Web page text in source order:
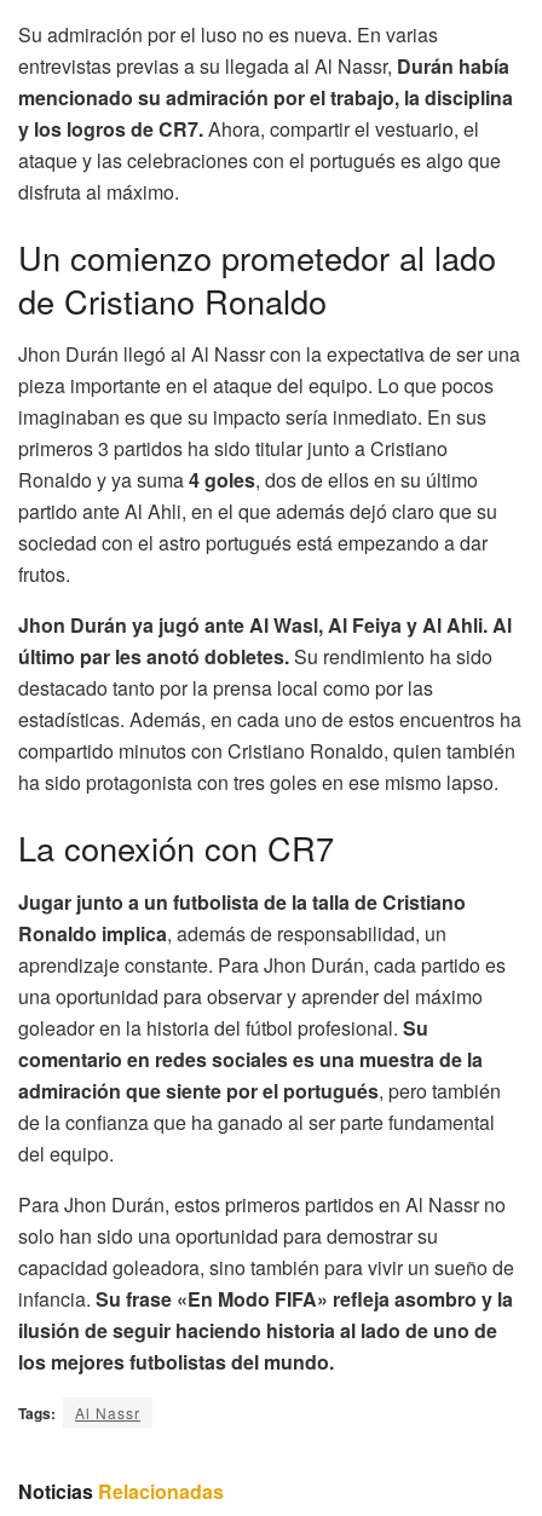
Su admiración por el luso no es nueva. En varias
entrevistas previas a su llegada al Al Nassr, Durán había
mencionado su admiración por el trabajo, la disciplina
y los logros de CR7.Ahora, compartir el vestuario, el
ataque y las celebraciones con el portugués es algo que
disfruta al máximo.
Un comienzo prometedor al lado
de Cristiano Ronaldo
Jhon Durán llegó al Al Nassr con la expectativa de ser una
pieza importante en el ataque del equipo. Lo que pocos
imaginaban es que su impacto sería inmediato. En sus
primeros 3 partidos ha sido titular junto a Cristiano
Ronaldo y ya suma4 goles, dos de ellos en su último
partido ante Al Ahli, en el que además dejó claro que su
sociedad con el astro portugués está empezando a dar
frutos.
Jhon Durán ya jugó ante Al Wasl, Al Feiya y Al Ahli. Al
último par les anotó dobletes.Su rendimiento ha sido
destacado tanto por la prensa local como por las
estadísticas. Además, en cada uno de estos encuentros ha
compartido minutos con Cristiano Ronaldo, quien también
ha sido protagonista con tres goles en ese mismo lapso.
La conexión con CR7
Jugar junto a un futbolista de la talla de Cristiano
Ronaldo implica, además de responsabilidad, un
aprendizaje constante. Para Jhon Durán, cada partido es
una oportunidad para observar y aprender del máximo
goleador en la historia del fútbol profesional. Su
comentario en redes sociales es una muestra de la
admiración que siente por el portugués, pero también
de la confianza que ha ganado al ser parte fundamental
del equipo.
Para Jhon Durán, estos primeros partidos en Al Nassr no
solo han sido una oportunidad para demostrar su
capacidad goleadora, sino también para vivir un sueño de
infancia. Su frase «En Modo FIFA» refleja asombro y la
ilusión de seguir haciendo historia al lado de uno de
los mejores futbolistas del mundo.
Tags: Al Nassr
Noticias Relacionadas